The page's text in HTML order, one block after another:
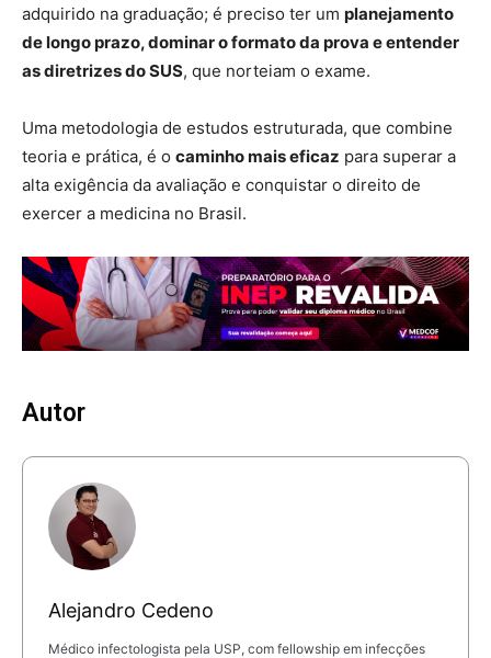
adquirido na graduação; é preciso ter um planejamento
de longo prazo, dominar o formato da prova e entender
as diretrizes do SUS, que norteiam o exame.
Uma metodologia de estudos estruturada, que combine
teoria e prática, é o caminho mais eficaz para superar a
alta exigência da avaliação e conquistar o direito de
exercer a medicina no Brasil.
Autor
Alejandro Cedeno
Médico infectologista pela USP, com fellowship em infecções